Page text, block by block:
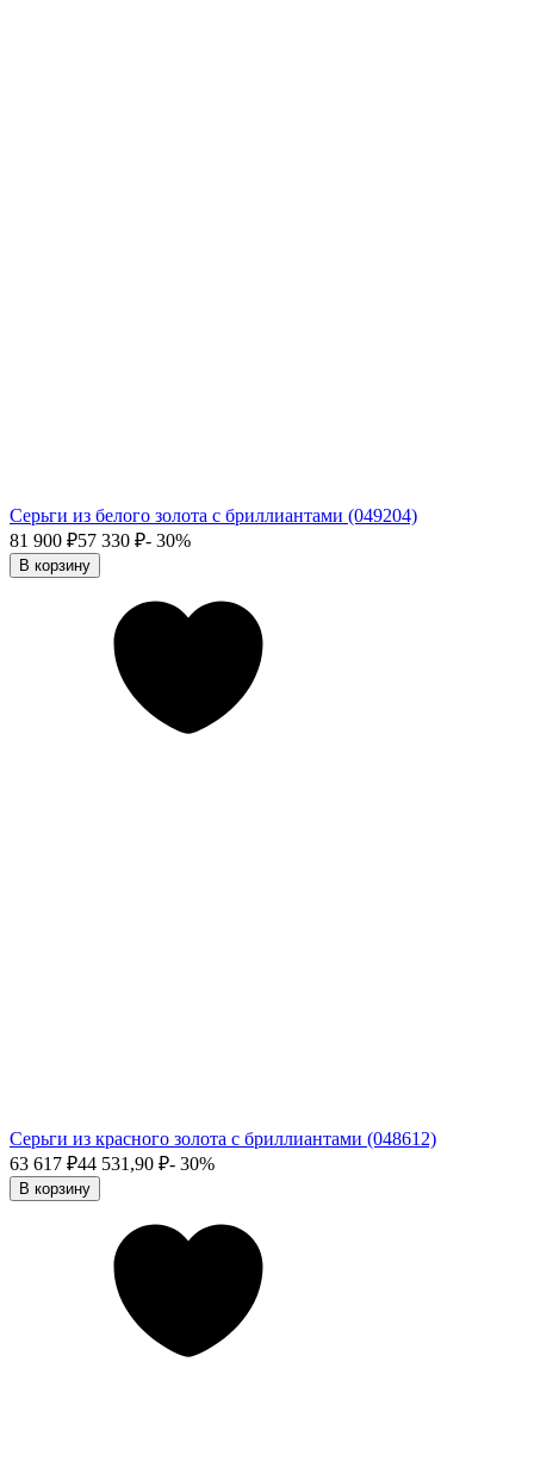
Серьги из белого золота с бриллиантами (049204)
81 900 ₽57 330 ₽- 30%
В корзину
Серьги из красного золота с бриллиантами (048612)
63 617 ₽44 531,90 ₽- 30%
В корзину